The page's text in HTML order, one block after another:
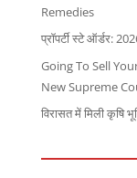
Remedies
प्रॉपर्टी स्टे ऑर्डर:
Going To Sell
New Supreme
विरासत में मिली कृषि